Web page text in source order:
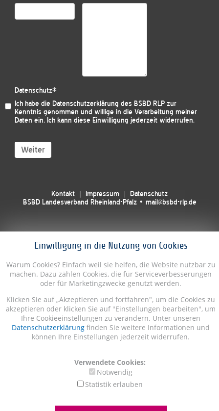
Einwilligung in die Nutzung von Cookies
Warum Cookies? Einfach weil sie helfen, die Website nutzbar zu
machen. Dazu zählen Cookies, die für Serviceverbesserungen
oder für Marketingzwecke genutzt werden.
Klicken Sie auf „Akzeptieren und fortfahren", um die Cookies zu
akzeptieren oder klicken Sie auf "Einstellungen bearbeiten", um
Ihre Cookieeinstellungen zu verändern. Unter unseren
Datenschutzerklärung finden Sie weitere Informationen und
können Ihre Einstellungen jederzeit widerrufen.
Verwendete Cookies:
Notwendig
Statistik erlauben
Datenschutz*
Ich habe die Datenschutzerklärung des BSBD RLP zur
Kenntnis genommen und willige in die Verarbeitung meiner
Daten ein. Ich kann diese Einwilligung jederzeit widerrufen.
Weiter
Kontakt Impressum
Datenschutz
BSBD Landesverband Rheinland-Pfalz • mail@bsbd-rlp.de